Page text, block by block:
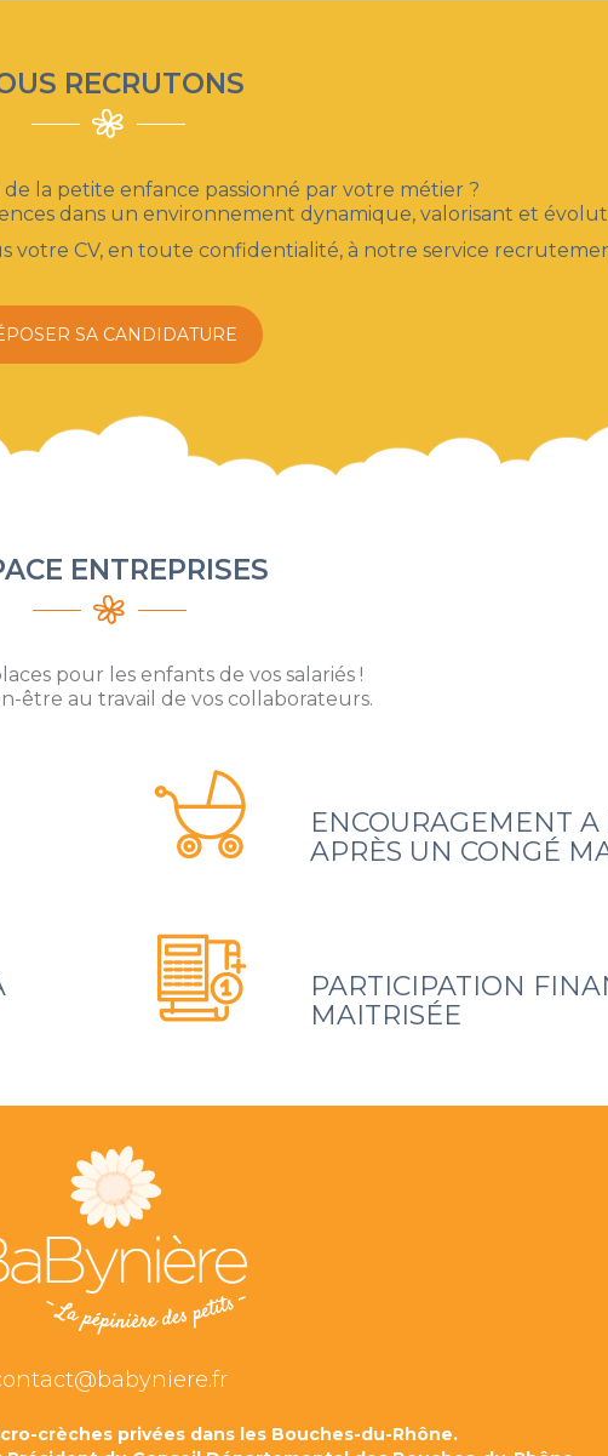
RECRUTONS
la petite enfance passionné par votre métier ?
dans un environnement dynamique, valorisant et
votre CV, en toute confidentialité, à notre service
SA CANDIDATURE
ENTREPRISES
pour les enfants de vos salariés !
être au travail de vos collaborateurs.
ENCOURAGEMENT A
APRÈS UN CONGÉ
PARTICIPATION
MAITRISÉE
crèches privées dans les Bouches-du-Rhône.